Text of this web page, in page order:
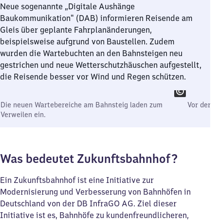
Neue sogenannte „Digitale Aushänge
Baukommunikation" (DAB) informieren Reisende am
Gleis über geplante Fahrplanänderungen,
beispielsweise aufgrund von Baustellen. Zudem
wurden die Wartebuchten an den Bahnsteigen neu
gestrichen und neue Wetterschutzhäuschen aufgestellt,
die Reisende besser vor Wind und Regen schützen.
Die neuen Wartebereiche am Bahnsteig laden zum
Verweilen ein.
Vor der
Was bedeutet Zukunftsbahnhof?
Ein Zukunftsbahnhof ist eine Initiative zur
Modernisierung und Verbesserung von Bahnhöfen in
Deutschland von der DB InfraGO AG. Ziel dieser
Initiative ist es, Bahnhöfe zu kundenfreundlicheren,